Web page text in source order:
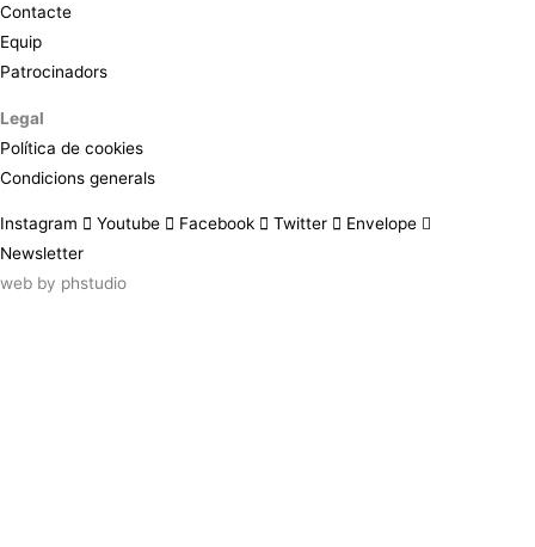
Contacte
Equip
Patrocinadors
Legal
Política de cookies
Condicions generals
Instagram Youtube Facebook Twitter
Envelope
Newsletter
web by phstudio